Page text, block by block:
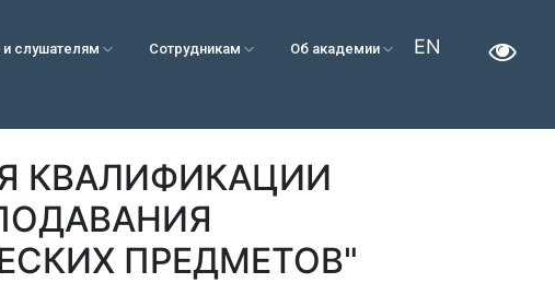
и слушателям Сотрудникам Об академии EN
КВАЛИФИКАЦИИ
ПРЕДМЕТОВ"